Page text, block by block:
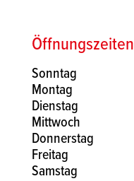
Öffnungszeiten
Sonntag
Montag
Dienstag
Mittwoch
Donnerstag
Freitag
Samstag